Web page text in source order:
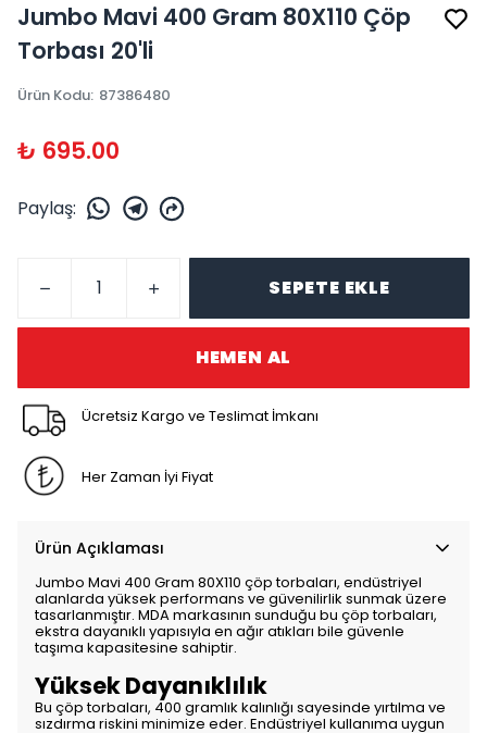
Jumbo Mavi 400 Gram 80X110 Çöp
Torbası 20'li
Ürün Kodu: 87386480
₺ 695.00
Paylaş:
SEPETE EKLE
HEMEN AL
Ücretsiz Kargo ve Teslimat İmkanı
Her Zaman İyi Fiyat
Ürün Açıklaması
Jumbo Mavi 400 Gram 80X110 çöp torbaları, endüstriyel
alanlarda yüksek performans ve güvenilirlik sunmak üzere
tasarlanmıştır. MDA markasının sunduğu bu çöp torbaları,
ekstra dayanıklı yapısıyla en ağır atıkları bile güvenle
taşıma kapasitesine sahiptir.
Yüksek Dayanıklılık
Bu çöp torbaları, 400 gramlık kalınlığı sayesinde yırtılma ve
sızdırma riskini minimize eder. Endüstriyel kullanıma uygun